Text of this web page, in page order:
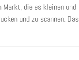
Markt, die es kleinen und
und zu scannen. Das